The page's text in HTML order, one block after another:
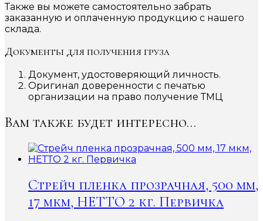
Также вы можете самостоятельно забрать
заказанную и оплаченную продукцию с нашего
склада.
Документы для получения груза
Документ, удостоверяющий личность.
Оригинал доверенности с печатью
организации на право получение ТМЦ
Вам также будет интересно…
Стрейч пленка прозрачная, 500 мм,
17 мкм, НЕТТО 2 кг. Первичка